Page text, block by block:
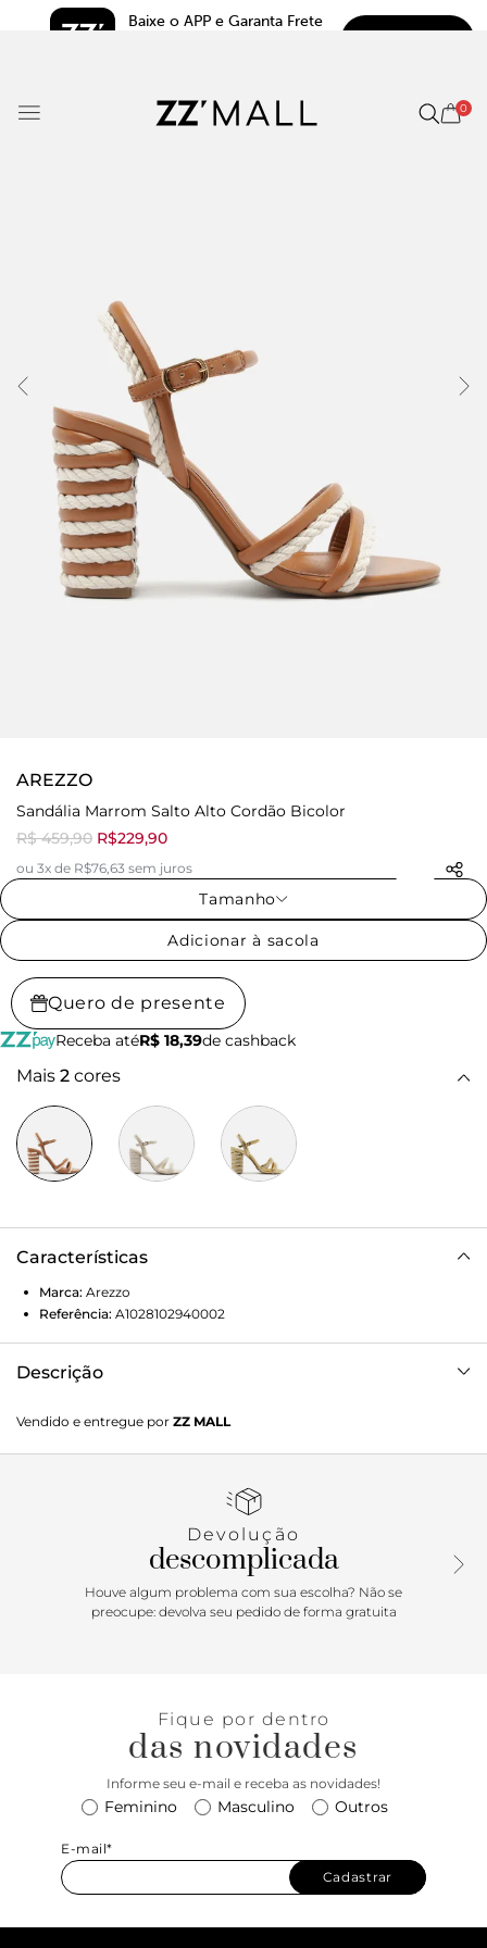
Baixe o APP e Garanta Frete
0
AREZZO
Sandália Marrom Salto Alto Cordão Bicolor
R$ 459,90 R$229,90
ou 3x de R$76,63 sem juros
Tamanho
Adicionar à sacola
Quero de presente
Receba atéR$ 18,39de cashback
Mais 2 cores
Características
Marca: Arezzo
Referência: A1028102940002
Descrição
em cordão bicolor, e formato arredondado na ponta. Traz
tiras largas sobre os dedos. Possui tira que sai das laterais,
lateral. Com palmilha da cor da sandália e inscrição do
Vendido e entregue por ZZ MALL
Devolução
descomplicada
Houve algum problema com sua escolha? Não se
preocupe: devolva seu pedido de forma gratuita
Fique por dentro
das novidades
Informe seu e-mail e receba as novidades!
Feminino Masculino Outros
E-mail*
Cadastrar